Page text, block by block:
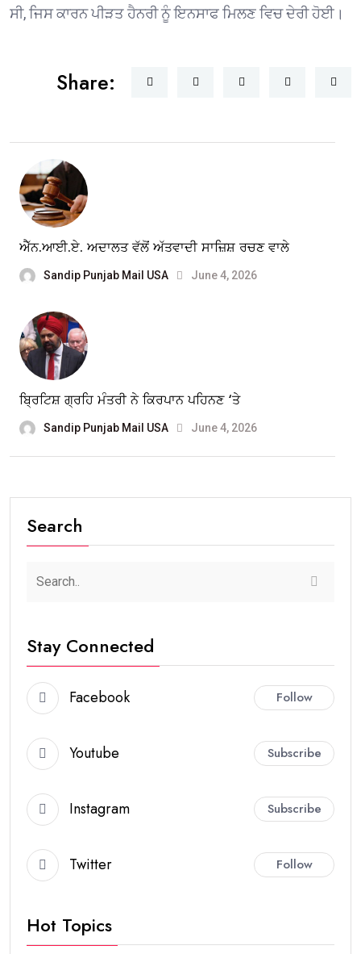
ਸੀ, ਜਿਸ ਕਾਰਨ ਪੀੜਤ ਹੈਨਰੀ ਨੂੰ ਇਨਸਾਫ ਮਿਲਣ ਵਿਚ ਦੇਰੀ ਹੋਈ।
Share:
ਐੱਨ.ਆਈ.ਏ. ਅਦਾਲਤ ਵੱਲੋਂ ਅੱਤਵਾਦੀ ਸਾਜ਼ਿਸ਼ ਰਚਣ ਵਾਲੇ
Sandip Punjab Mail USA June 4, 2026
ਬ੍ਰਿਟਿਸ਼ ਗ੍ਰਹਿ ਮੰਤਰੀ ਨੇ ਕਿਰਪਾਨ ਪਹਿਨਣ ‘ਤੇ
Sandip Punjab Mail USA June 4, 2026
Search
Stay Connected
Facebook Follow
Youtube Subscribe
Instagram Subscribe
Twitter Follow
Hot Topics